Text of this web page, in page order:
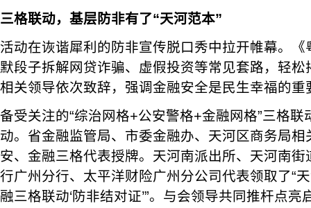
三格联动，基层防非有了“天河范本”
活动在诙谐犀利的防非宣传脱口秀中拉开帷幕。
默段子拆解网贷诈骗、虚假投资等常见套路，轻
相关领导依次致辞，强调金融安全是民生幸福的重
备受关注的“综治网格+公安警格+金融网格”三格
动。省金融监管局、市委金融办、天河区商务局
安、金融三格代表授牌。天河南派出所、天河南
行广州分行、太平洋财险广州分公司代表领取了“
融三格联动‘防非结对证’”。与会领导共同推杆点